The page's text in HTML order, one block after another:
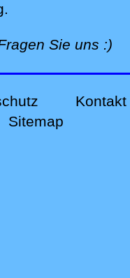
.
Sie uns :)
Kontakt
Sitemap